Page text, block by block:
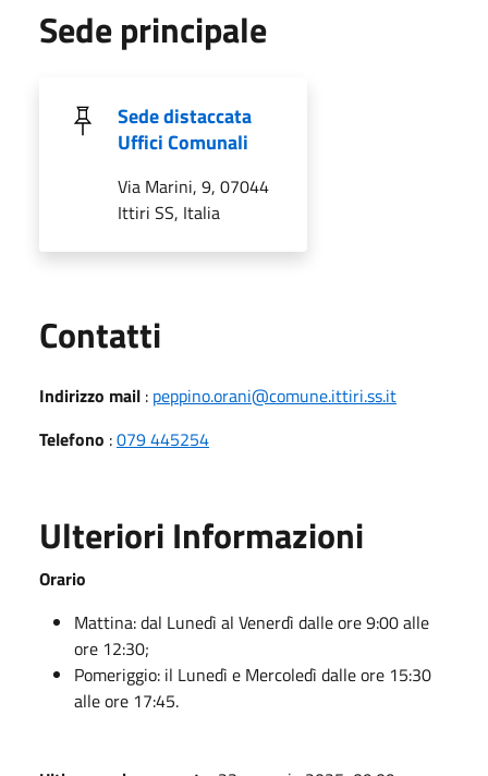
Sede principale
Sede distaccata
Uffici Comunali
Via Marini, 9, 07044
Ittiri SS, Italia
Contatti
Indirizzo mail : peppino.orani@comune.ittiri.ss.it
Telefono :079 445254
Ulteriori Informazioni
Orario
Mattina: dal Lunedì al Venerdì dalle ore 9:00 alle
ore 12:30;
Pomeriggio: il Lunedì e Mercoledì dalle ore 15:30
alle ore 17:45.